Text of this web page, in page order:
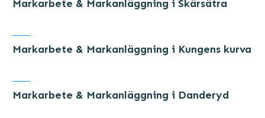
Markarbete & Markanläggning i Skärsätra
Markarbete & Markanläggning i Kungens kurva
Markarbete & Markanläggning i Danderyd